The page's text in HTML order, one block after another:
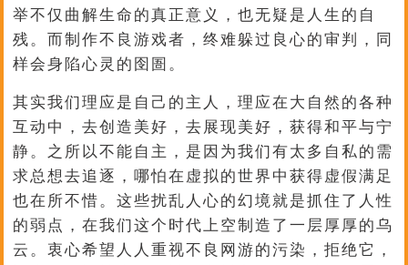
举不仅曲解生命的真正意义，也无疑是人生的自
残。而制作不良游戏者，终难躲过良心的审判，同
样会身陷心灵的囹圄。
其实我们理应是自己的主人，理应在大自然的各种
互动中，去创造美好，去展现美好，获得和平与宁
静。之所以不能自主，是因为我们有太多自私的需
求总想去追逐，哪怕在虚拟的世界中获得虚假满足
也在所不惜。这些扰乱人心的幻境就是抓住了人性
的弱点，在我们这个时代上空制造了一层厚厚的乌
云。衷心希望人人重视不良网游的污染，拒绝它，